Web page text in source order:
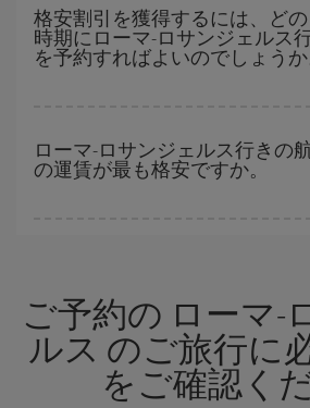
空券を見つけるためのヒントは、 早めのご
計画です。通常の場合、できるだけ早い時
より格安となります。 また、日付や時間帯
格安割引を獲得するには、ど
時期にローマ-ロサンジェルス
を予約すればよいのでしょう
空席数および格安運賃（エコノミー）のご
ます。 このため、 格安航空券を獲得するに
ローマ-ロサンジェルス行きの
の運賃が最も格安ですか。
ご予約の ローマ-
ルス のご旅行に
をご確認く